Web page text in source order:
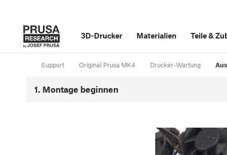
3D-Drucker Materialien Teile&
Support Original Prusa MK4 Drucker-Wartung
1. Montage beginnen